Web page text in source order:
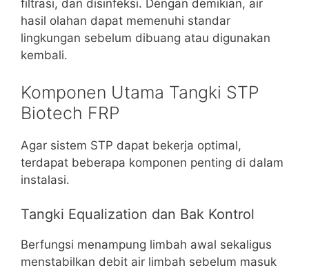
filtrasi, dan disinfeksi. Dengan demikian, air
hasil olahan dapat memenuhi standar
lingkungan sebelum dibuang atau digunakan
kembali.
Komponen Utama Tangki STP
Biotech FRP
Agar sistem STP dapat bekerja optimal,
terdapat beberapa komponen penting di dalam
instalasi.
Tangki Equalization dan Bak Kontrol
Berfungsi menampung limbah awal sekaligus
menstabilkan debit air limbah sebelum masuk